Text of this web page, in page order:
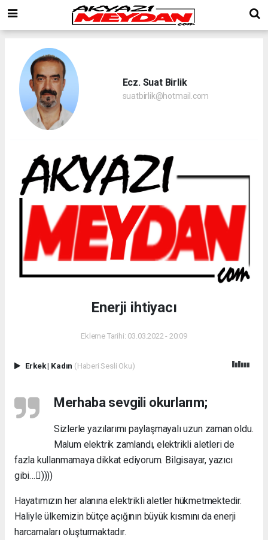
Ecz. Suat Birlik
suatbirlik@hotmail.com
Enerji ihtiyacı
Ekleme Tarihi: 03.03.2022 - 20:09
Erkek| Kadın (Haberi Sesli Oku)
Merhaba sevgili okurlarım;
Sizlerle yazılarımı paylaşmayalı uzun zaman oldu.
Malum elektrik zamlandı, elektrikli aletleri de
fazla kullanmamaya dikkat ediyorum. Bilgisayar, yazıcı
gibi…))))
Hayatımızın her alanına elektrikli aletler hükmetmektedir.
Haliyle ülkemizin bütçe açığının büyük kısmını da enerji
harcamaları oluşturmaktadır.